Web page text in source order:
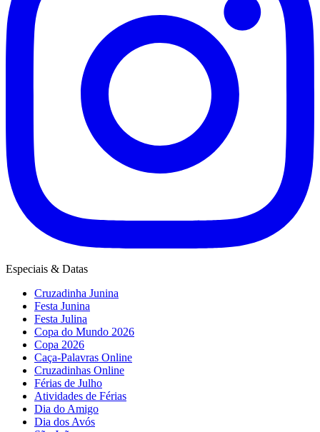
Especiais & Datas
Cruzadinha Junina
Festa Junina
Festa Julina
Copa do Mundo 2026
Copa 2026
Caça-Palavras Online
Cruzadinhas Online
Férias de Julho
Atividades de Férias
Dia do Amigo
Dia dos Avós